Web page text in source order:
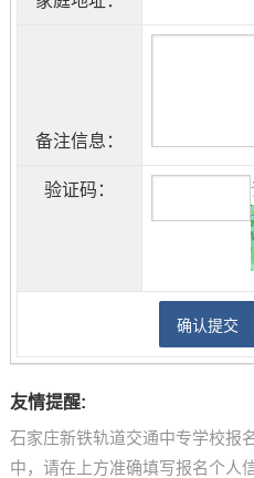
备注信息：
验证码：
友情提醒:
石家庄新铁轨道交通中专学校报
中，请在上方准确填写报名个人